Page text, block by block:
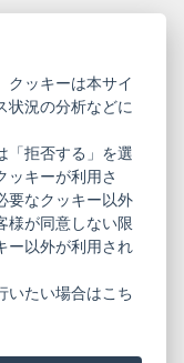
やまと
振袖
イト
案内
法に基づく表記
クッキーは本サイ
状況の分析などに
「拒否する」を選
ッキーが利用さ
要なクッキー以外
様が同意しない限
ー以外が利用され
いたい場合はこち